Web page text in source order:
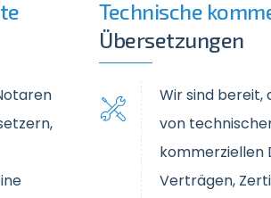
Technische
Übersetzungen
Wir sind bereit,
von
kommerziellen
Verträgen,